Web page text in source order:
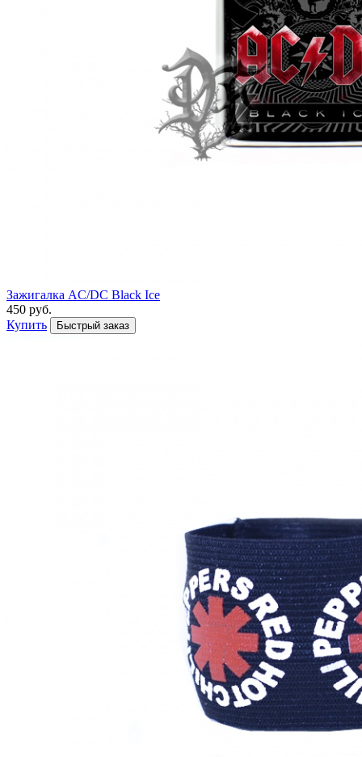
Зажигалка AC/DC Black Ice
450 руб.
Купить
Быстрый заказ